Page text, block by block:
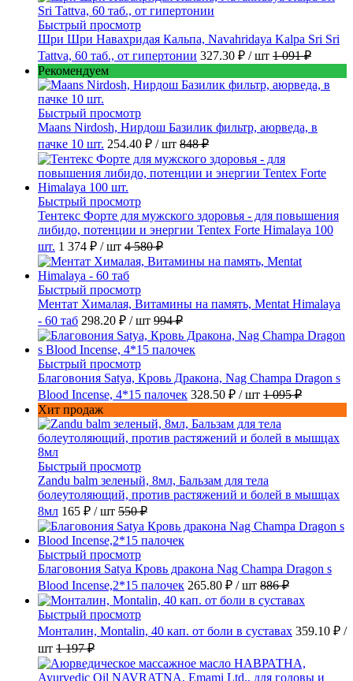
Быстрый просмотр
Шри Шри Навахридая Кальпа, Navahridaya Kalpa Sri Sri
Tattva, 60 таб., от гипертонии 327.30 ₽ / шт 1 091 ₽
Рекомендуем
Быстрый просмотр
Maans Nirdosh, Нирдош Базилик фильтр, аюрведа, в
пачке 10 шт. 254.40 ₽ / шт 848 ₽
Быстрый просмотр
Тентекс Форте для мужского здоровья - для повышения
либидо, потенции и энергии Tentex Forte Himalaya 100
шт. 1 374 ₽ / шт 4 580 ₽
Быстрый просмотр
Ментат Хималая, Витамины на память, Mentat Himalaya
- 60 таб 298.20 ₽ / шт 994 ₽
Быстрый просмотр
Благовония Satya, Кровь Дракона, Nag Champa Dragon s
Blood Incense, 4*15 палочек 328.50 ₽ / шт 1 095 ₽
Хит продаж
Быстрый просмотр
Zandu balm зеленый, 8мл, Бальзам для тела
болеутоляющий, против растяжений и болей в мышцах
8мл 165 ₽ / шт 550 ₽
Быстрый просмотр
Благовония Satya Кровь дракона Nag Champa Dragon s
Blood Incense,2*15 палочек 265.80 ₽ / шт 886 ₽
Быстрый просмотр
Монталин, Montalin, 40 кап. от боли в суставах 359.10 ₽ /
шт 1 197 ₽